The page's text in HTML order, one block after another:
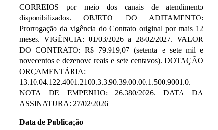
CORREIOS por meio dos canais de atendimento
disponibilizados. OBJETO DO ADITAMENTO:
Prorrogação da vigência do Contrato original por mais 12
meses. VIGÊNCIA: 01/03/2026 a 28/02/2027. VALOR
DO CONTRATO: R$ 79.919,07 (setenta e sete mil e
novecentos e dezenove reais e sete centavos). DOTAÇÃO
ORÇAMENTÁRIA:
13.10.04.122.4001.2100.3.3.90.39.00.00.1.500.9001.0.
NOTA DE EMPENHO: 26.380/2026. DATA DA
ASSINATURA: 27/02/2026.
Data de Publicação